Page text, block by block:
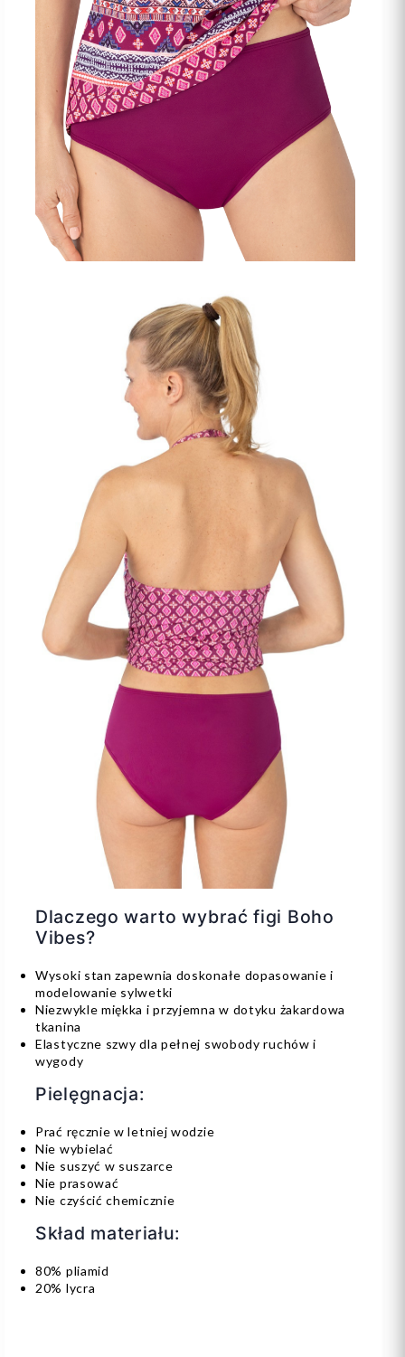
Dlaczego warto wybrać figi Boho
Vibes?
Wysoki stan zapewnia doskonałe dopasowanie i
modelowanie sylwetki
Niezwykle miękka i przyjemna w dotyku żakardowa
tkanina
Elastyczne szwy dla pełnej swobody ruchów i
wygody
Pielęgnacja:
Prać ręcznie w letniej wodzie
Nie wybielać
Nie suszyć w suszarce
Nie prasować
Nie czyścić chemicznie
Skład materiału:
80% pliamid
20% lycra